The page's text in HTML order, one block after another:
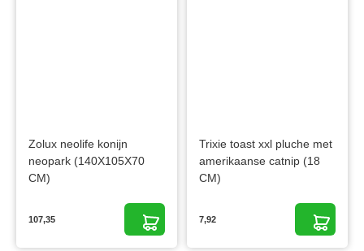
Zolux neolife konijn
neopark (140X105X70
CM)
107,35
Trixie toast xxl pluche met
amerikaanse catnip (18
CM)
7,92